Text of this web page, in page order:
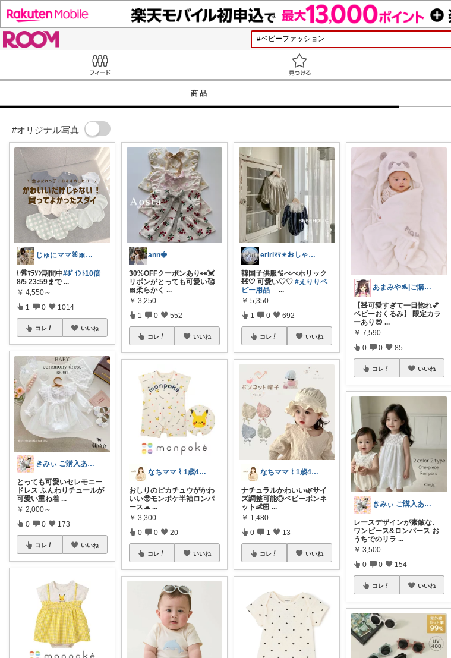
商品
#オリジナル写真
じゅにママ🐰🎀2yboyワーママ
\ 🉐ﾏﾗｿﾝ期間中#ﾎﾟｲﾝﾄ10倍
8/5 23:59まで ...
￥ 4,550～
1 0 1014
コレ いいね
きみぃ ご購入ありがとうございます♪
とっても可愛いセレモニー
ドレス ふんわりチュールが
可愛い重ね着 ...
￥ 2,000～
0 0 173
コレ いいね
ann🍓
30%OFFクーポンあり👀💓
リボンがとっても可愛い🥰
🎀柔らかく ...
￥ 3,250
1 0 552
コレ いいね
なちママ ⌇ 1歳4歳ママ
おしりのピカチュウがかわ
いい🥹モンポケ半袖ロンパ
ース︎︎☁...
￥ 3,300
0 0 20
コレ いいね
eririﾏﾏ✴︎おしゃれ雑貨×子供×服
韓国子供服🫧べべホリック
🧸🤍 可愛い♡♡#えりりベ
ビー用品
...
￥ 5,350
1 0 692
コレ いいね
なちママ ⌇ 1歳4歳ママ
ナチュラルかわいい🌿サイ
ズ調整可能◎ベビーボンネ
ット︎︎👶🏻‪ ...
￥ 1,480
0 1 13
コレ いいね
あまみや🐬|ご購入感謝です👏🏻❤️
【🧸可愛すぎて一目惚れ💕
ベビーおくるみ】 限定カラ
ーあり😍...
￥ 7,590
0 0 85
コレ いいね
きみぃ ご購入ありがとうございます♪
レースデザインが素敵な、
ワンピース&ロンパース お
うちでのリラ ...
￥ 3,500
0 0 154
コレ いいね